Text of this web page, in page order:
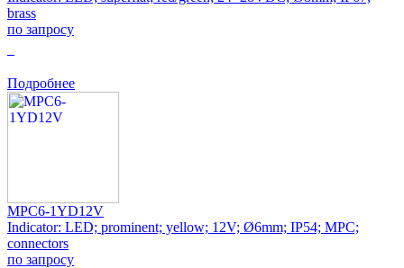
brass
по запросу
Подробнее
MPC6-1YD12V
Indicator: LED; prominent; yellow; 12V; Ø6mm; IP54; MPC;
connectors
по запросу